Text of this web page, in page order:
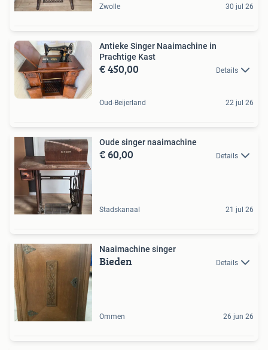
Zwolle 30 jul 26
Antieke Singer Naaimachine in
Prachtige Kast
€ 450,00 Details
Oud-Beijerland 22 jul 26
Oude singer naaimachine
€ 60,00 Details
Stadskanaal 21 jul 26
Naaimachine singer
Bieden Details
Ommen 26 jun 26